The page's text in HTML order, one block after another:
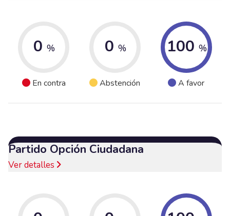
0 %
En contra
0 %
Abstención
100 %
A favor
Partido Opción Ciudadana
Ver detalles